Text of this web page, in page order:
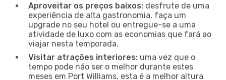
Aproveitar os preços baixos: desfrute de uma
experiência de alta gastronomia, faça um
upgrade no seu hotel ou entregue-se a uma
atividade de luxo com as economias que fará ao
viajar nesta temporada.
Visitar atrações interiores: uma vez que o
tempo pode não ser o melhor durante estes
meses em Port Williams, esta é a melhor altura